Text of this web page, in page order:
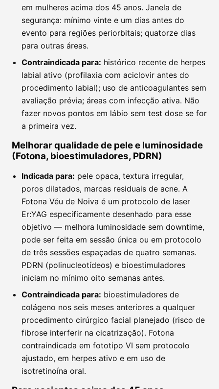
em mulheres acima dos 45 anos. Janela de
segurança: mínimo vinte e um dias antes do
evento para regiões periorbitais; quatorze dias
para outras áreas.
Contraindicada para: histórico recente de herpes
labial ativo (profilaxia com aciclovir antes do
procedimento labial); uso de anticoagulantes sem
avaliação prévia; áreas com infecção ativa. Não
fazer novos pontos em lábio sem test dose se for
a primeira vez.
Melhorar qualidade de pele e luminosidade
(Fotona, bioestimuladores, PDRN)
Indicada para: pele opaca, textura irregular,
poros dilatados, marcas residuais de acne. A
Fotona Véu de Noiva é um protocolo de laser
Er:YAG especificamente desenhado para esse
objetivo — melhora luminosidade sem downtime,
pode ser feita em sessão única ou em protocolo
de três sessões espaçadas de quatro semanas.
PDRN (polinucleotídeos) e bioestimuladores
iniciam no mínimo oito semanas antes.
Contraindicada para: bioestimuladores de
colágeno nos seis meses anteriores a qualquer
procedimento cirúrgico facial planejado (risco de
fibrose interferir na cicatrização). Fotona
contraindicada em fototipo VI sem protocolo
ajustado, em herpes ativo e em uso de
isotretinoína oral.